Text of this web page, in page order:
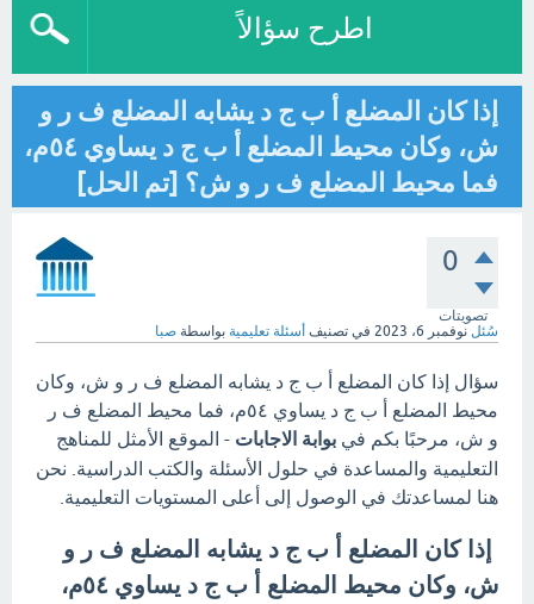
اطرح سؤالاً
إذا كان المضلع أ ب ج د يشابه المضلع ف ر و
ش، وكان محيط المضلع أ ب ج د يساوي ٥٤م،
فما محيط المضلع ف ر و ش؟ [تم الحل]
0
تصويتات
سُئل نوفمبر 6، 2023 في تصنيف أسئلة تعليمية بواسطة صبا
سؤال إذا كان المضلع أ ب ج د يشابه المضلع ف ر و ش، وكان
محيط المضلع أ ب ج د يساوي ٥٤م، فما محيط المضلع ف ر
و ش، مرحبًا بكم في بوابة الاجابات - الموقع الأمثل للمناهج
التعليمية والمساعدة في حلول الأسئلة والكتب الدراسية. نحن
هنا لمساعدتك في الوصول إلى أعلى المستويات التعليمية.
إذا كان المضلع أ ب ج د يشابه المضلع ف ر و
ش، وكان محيط المضلع أ ب ج د يساوي ٥٤م،